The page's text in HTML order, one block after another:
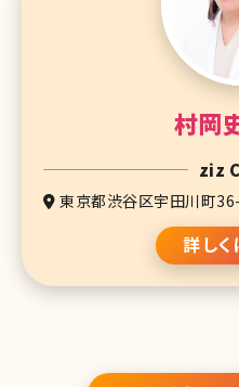
村岡
ziz
東京都渋谷区宇田川町
詳しく